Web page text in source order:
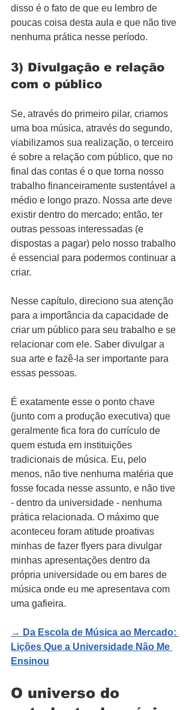
disso é o fato de que eu lembro de
poucas coisa desta aula e que não tive
nenhuma prática nesse período.
3) Divulgação e relação
com o público
Se, através do primeiro pilar, criamos
uma boa música, através do segundo,
viabilizamos sua realização, o terceiro
é sobre a relação com público, que no
final das contas é o que torna nosso
trabalho financeiramente sustentável a
médio e longo prazo. Nossa arte deve
existir dentro do mercado; então, ter
outras pessoas interessadas (e
dispostas a pagar) pelo nosso trabalho
é essencial para podermos continuar a
criar.
Nesse capítulo, direciono sua atenção
para a importância da capacidade de
criar um público para seu trabalho e se
relacionar com ele. Saber divulgar a
sua arte e fazê-la ser importante para
essas pessoas.
É exatamente esse o ponto chave
(junto com a produção executiva) que
geralmente fica fora do currículo de
quem estuda em instituições
tradicionais de música. Eu, pelo
menos, não tive nenhuma matéria que
fosse focada nesse assunto, e não tive
- dentro da universidade - nenhuma
prática relacionada. O máximo que
aconteceu foram atitude proativas
minhas de fazer flyers para divulgar
minhas apresentações dentro da
própria universidade ou em bares de
música onde eu me apresentava com
uma gafieira.
→ Da Escola de Música ao Mercado:
Lições Que a Universidade Não Me
Ensinou
O universo do